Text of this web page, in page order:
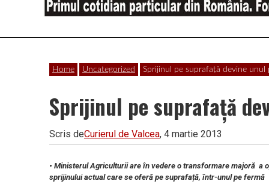
Curierul
de
Vâlcea
Primul
particular
din
România
Home Uncategorized Sprijinul pe suprafaţă devine unul
Sprijinul pe suprafaţă
Scris deCurierul de Valcea, 4 martie 2013
• Ministerul Agriculturii are în vedere o transformare majoră a
sprijinului actual care se oferă pe suprafață, într-unul pe fermă